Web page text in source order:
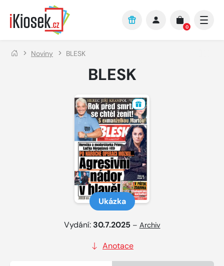
Přejít na hlavní obsah
0
Noviny BLESK
BLESK
Ukázka
Vydání: 30.7.2025 – Archiv
Anotace